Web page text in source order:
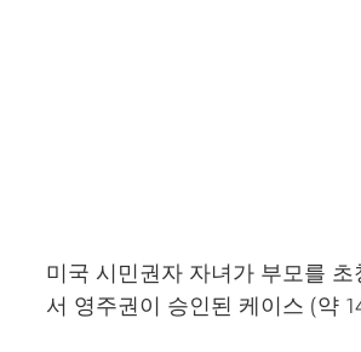
미국 시민권자 자녀가 부모를 초
서 영주권이 승인된 케이스 (약